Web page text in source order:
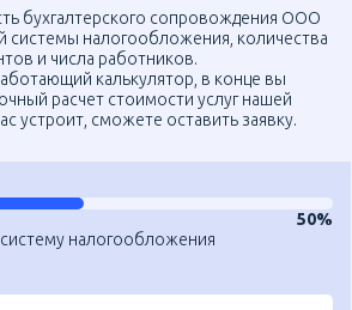
бухгалтерского сопровождения ООО
системы налогообложения, количества
и числа работников.
калькулятор, в конце вы
расчет стоимости услуг нашей
устроит, сможете оставить заявку.
50%
налогообложения